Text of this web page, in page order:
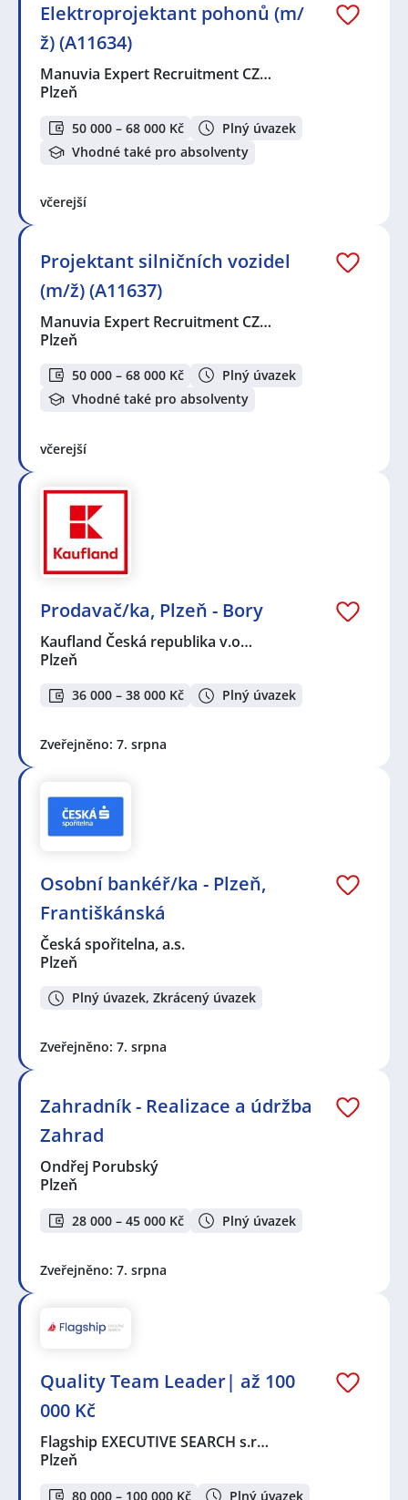
Elektroprojektant pohonů (m/
ž) (A11634)
Manuvia Expert Recruitment CZ…
Plzeň
50 000 – 68 000 Kč
Plný úvazek
Vhodné také pro absolventy
včerejší
Projektant silničních vozidel
(m/ž) (A11637)
Manuvia Expert Recruitment CZ…
Plzeň
50 000 – 68 000 Kč
Plný úvazek
Vhodné také pro absolventy
včerejší
Prodavač/ka, Plzeň - Bory
Kaufland Česká republika v.o…
Plzeň
36 000 – 38 000 Kč Plný úvazek
Zveřejněno: 7. srpna
Osobní bankéř/ka - Plzeň,
Františkánská
Česká spořitelna, a.s.
Plzeň
Plný úvazek, Zkrácený úvazek
Zveřejněno: 7. srpna
Zahradník - Realizace a údržba
Zahrad
Ondřej Porubský
Plzeň
28 000 – 45 000 Kč Plný úvazek
Zveřejněno: 7. srpna
Quality Team Leader| až 100
000 Kč
Flagship EXECUTIVE SEARCH s.r…
Plzeň
80 000 – 100 000 Kč Plný úvazek